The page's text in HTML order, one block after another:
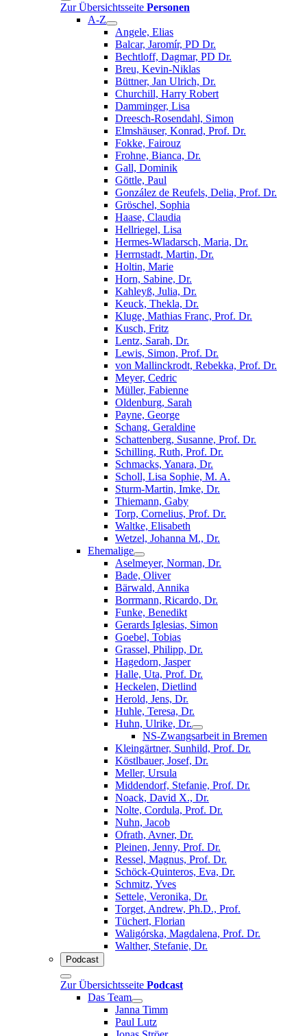
Zur Übersichtsseite Personen
A-Z
Angele, Elias
Balcar, Jaromír, PD Dr.
Bechtloff, Dagmar, PD Dr.
Breu, Kevin-Niklas
Büttner, Jan Ulrich, Dr.
Churchill, Harry Robert
Damminger, Lisa
Dreesch-Rosendahl, Simon
Elmshäuser, Konrad, Prof. Dr.
Fokke, Fairouz
Frohne, Bianca, Dr.
Gall, Dominik
Göttle, Paul
González de Reufels, Delia, Prof. Dr.
Gröschel, Sophia
Haase, Claudia
Hellriegel, Lisa
Hermes-Wladarsch, Maria, Dr.
Herrnstadt, Martin, Dr.
Holtin, Marie
Horn, Sabine, Dr.
Kahleyß, Julia, Dr.
Keuck, Thekla, Dr.
Kluge, Mathias Franc, Prof. Dr.
Kusch, Fritz
Lentz, Sarah, Dr.
Lewis, Simon, Prof. Dr.
von Mallinckrodt, Rebekka, Prof. Dr.
Meyer, Cedric
Müller, Fabienne
Oldenburg, Sarah
Payne, George
Schang, Geraldine
Schattenberg, Susanne, Prof. Dr.
Schilling, Ruth, Prof. Dr.
Schmacks, Yanara, Dr.
Scholl, Lisa Sophie, M. A.
Sturm-Martin, Imke, Dr.
Thiemann, Gaby
Torp, Cornelius, Prof. Dr.
Waltke, Elisabeth
Wetzel, Johanna M., Dr.
Ehemalige
Aselmeyer, Norman, Dr.
Bade, Oliver
Bärwald, Annika
Borrmann, Ricardo, Dr.
Funke, Benedikt
Gerards Iglesias, Simon
Goebel, Tobias
Grassel, Philipp, Dr.
Hagedorn, Jasper
Halle, Uta, Prof. Dr.
Heckelen, Dietlind
Herold, Jens, Dr.
Huhle, Teresa, Dr.
Huhn, Ulrike, Dr.
NS-Zwangsarbeit in Bremen
Kleingärtner, Sunhild, Prof. Dr.
Köstlbauer, Josef, Dr.
Meller, Ursula
Middendorf, Stefanie, Prof. Dr.
Noack, David X., Dr.
Nolte, Cordula, Prof. Dr.
Nuhn, Jacob
Ofrath, Avner, Dr.
Pleinen, Jenny, Prof. Dr.
Ressel, Magnus, Prof. Dr.
Schöck-Quinteros, Eva, Dr.
Schmitz, Yves
Settele, Veronika, Dr.
Torget, Andrew, Ph.D., Prof.
Tüchert, Florian
Waligórska, Magdalena, Prof. Dr.
Walther, Stefanie, Dr.
Podcast
Zur Übersichtsseite Podcast
Das Team
Janna Timm
Paul Lutz